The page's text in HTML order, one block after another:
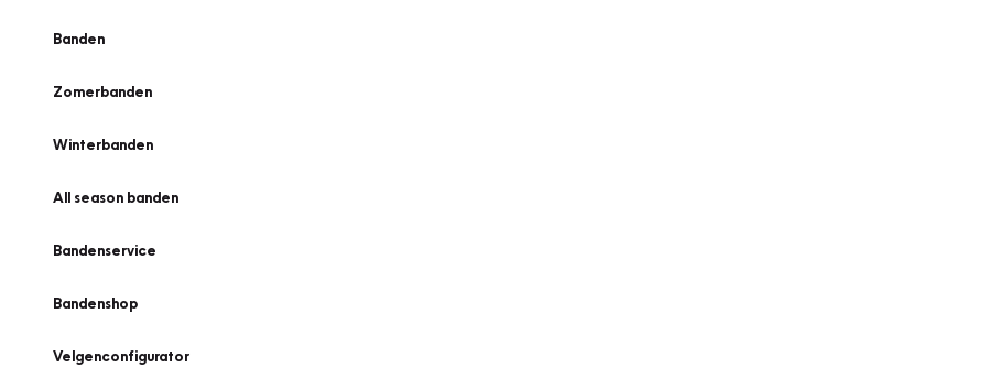
Banden
Zomerbanden
Winterbanden
All season banden
Bandenservice
Bandenshop
Velgenconfigurator